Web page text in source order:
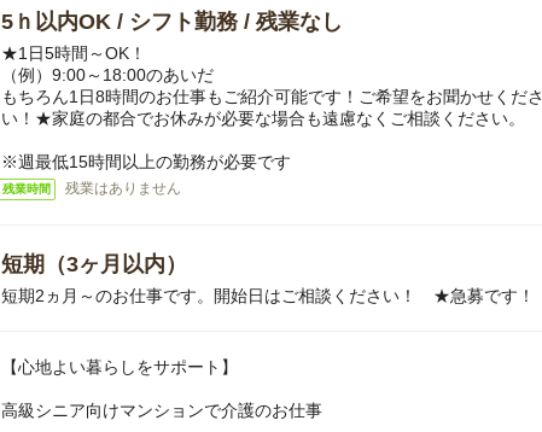
5ｈ以内OK / シフト勤務 / 残業なし
★1日5時間～OK！
（例）9:00～18:00のあいだ
もちろん1日8時間のお仕事もご紹介可能です！ご希望をお聞かせくださ
い！★家庭の都合でお休みが必要な場合も遠慮なくご相談ください。
※週最低15時間以上の勤務が必要です
残業時間 残業はありません
短期（3ヶ月以内）
短期2ヵ月～のお仕事です。開始日はご相談ください！ ★急募です！
【心地よい暮らしをサポート】
高級シニア向けマンションで介護のお仕事